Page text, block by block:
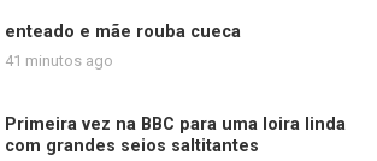
enteado e mãe rouba cueca
41 minutos ago
Primeira vez na BBC para uma loira linda
com grandes seios saltitantes